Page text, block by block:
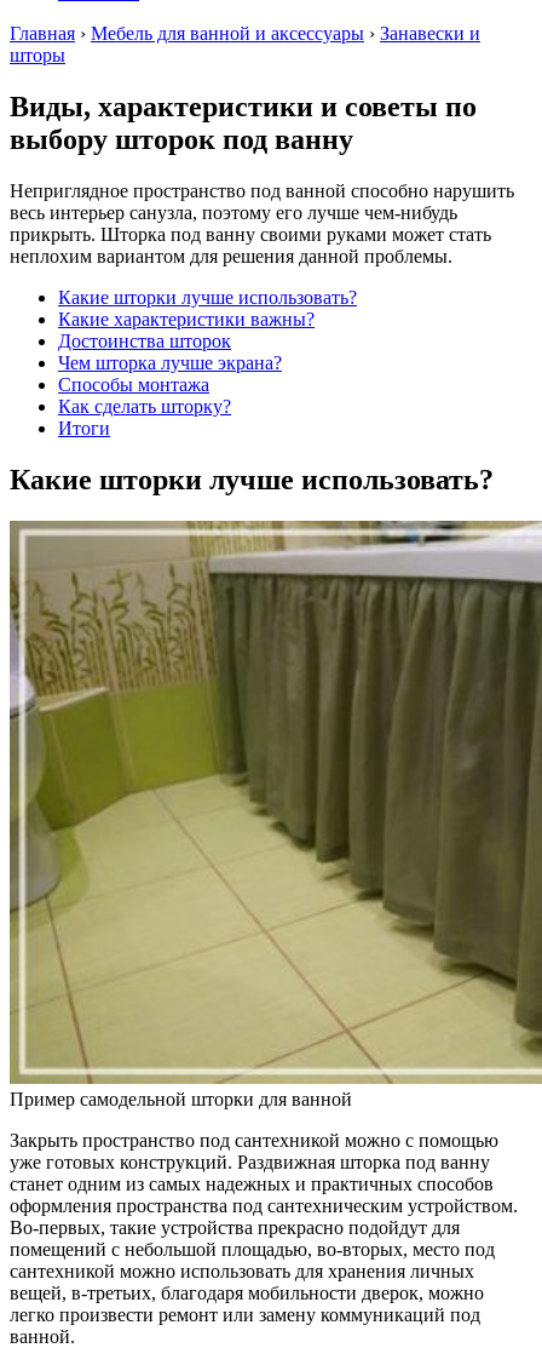
Главная › Мебель для ванной и аксессуары › Занавески и
шторы
Виды, характеристики и советы по
выбору шторок под ванну
Неприглядное пространство под ванной способно нарушить
весь интерьер санузла, поэтому его лучше чем-нибудь
прикрыть. Шторка под ванну своими руками может стать
неплохим вариантом для решения данной проблемы.
Какие шторки лучше использовать?
Какие характеристики важны?
Достоинства шторок
Чем шторка лучше экрана?
Способы монтажа
Как сделать шторку?
Итоги
Какие шторки лучше использовать?
Пример самодельной шторки для ванной
Закрыть пространство под сантехникой можно с помощью
уже готовых конструкций. Раздвижная шторка под ванну
станет одним из самых надежных и практичных способов
оформления пространства под сантехническим устройством.
Во-первых, такие устройства прекрасно подойдут для
помещений с небольшой площадью, во-вторых, место под
сантехникой можно использовать для хранения личных
вещей, в-третьих, благодаря мобильности дверок, можно
легко произвести ремонт или замену коммуникаций под
ванной.